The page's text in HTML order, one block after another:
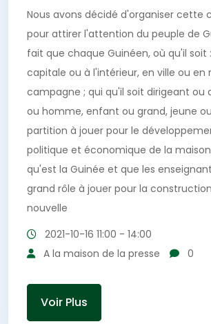
Nous avons décidé d'organiser cette
pour attirer l'attention du peuple de
fait que chaque Guinéen, où qu'il soit
capitale ou à l'intérieur, en ville ou en
campagne ; qui qu'il soit dirigeant ou
ou homme, enfant ou grand, jeune
partition à jouer pour le
politique et économique de la
qu'est la Guinée et que les
grand rôle à jouer pour la
nouvelle
2021-10-16 11:00 - 14:00
A la maison de la presse
0
Voir Plus